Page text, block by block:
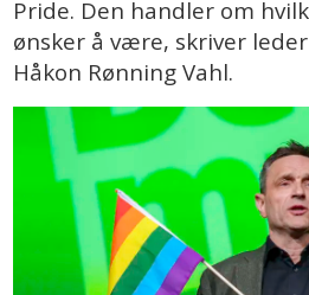
Pride. Den handler om
ønsker å være, skriver
Håkon Rønning Vahl.